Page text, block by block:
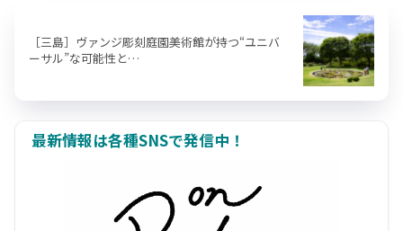
［三島］ヴァンジ彫刻庭園美術館が持つ“ユニバ
ーサル”な可能性と…
最新情報は各種SNSで発信中！